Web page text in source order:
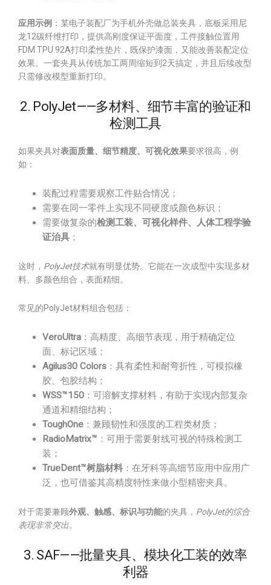
应用示例 ：某电子装配厂为手机外壳做总装夹具，底板采用尼
龙12碳纤维打印，提供高刚度保证平面度，工件接触位置用
FDM TPU 92A打印柔性垫片，既保护漆面，又能改善装配定位
效果。一套夹具从传统加工两周缩短到2天搞定，并且后续改型
只需修改模型重新打印。
2. PolyJet——多材料、细节丰富的验证和
检测工具
如果夹具对表面质量、细节精度、可视化效果要求很高，例
如：
装配过程需要观察工件贴合情况；
需要在同一零件上实现不同硬度或颜色标识；
需要做复杂的检测工装、可视化样件、人体工程学验
证治具 ；
这时， PolyJet技术就有明显优势。它能在一次成型中实现多材
料、多颜色组合，表面精细。
常见的PolyJet材料组合包括：
VeroUltra ：高精度、高细节表现，用于精确定位
面、标记区域；
Agilus30 Colors ：具有柔性和耐弯折性，可模拟橡
胶、包胶结构；
WSS™150 ：可溶解支撑材料，有助于实现内部复杂
通道和精细结构；
ToughOne ：兼顾韧性和强度的工程类材质；
RadioMatrix™ ：可用于需要射线可视的特殊检测工
装；
TrueDent™树脂材料 ：在牙科等高细节应用中应用广
泛，也可借鉴其高精度特性来做小型精密夹具。
对于需要兼顾外观、触感、标识与功能的夹具， PolyJet的综合
表现非常突出。
3. SAF——批量夹具、模块化工装的效率
利器